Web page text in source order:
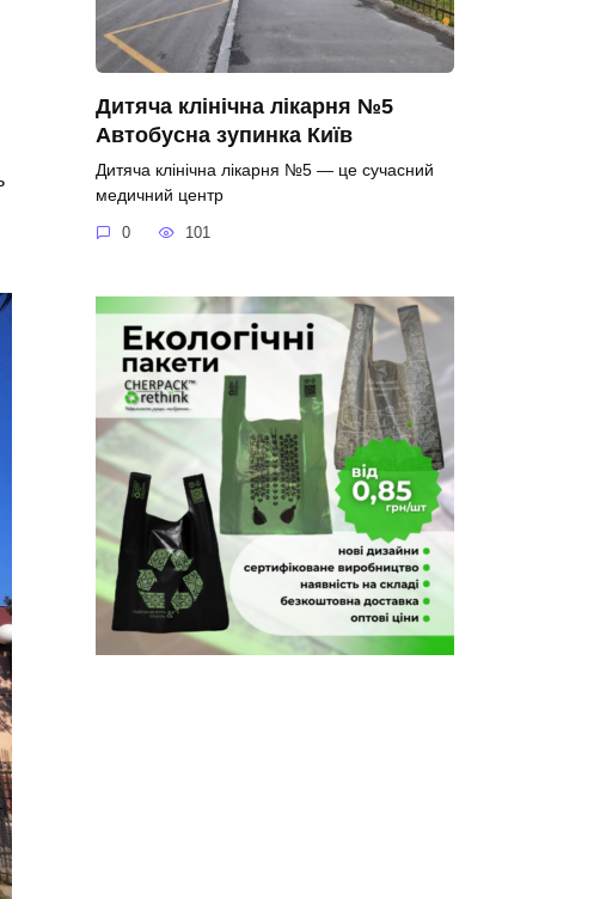
Дитяча клінічна лікарня №5
Автобусна зупинка Київ
Дитяча клінічна лікарня №5 — це сучасний
медичний центр
0 101